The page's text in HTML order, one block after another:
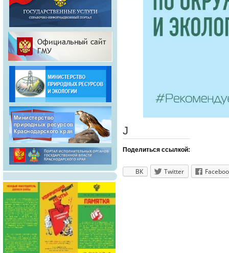
J
Поделиться ссылкой:
ВК Twitter